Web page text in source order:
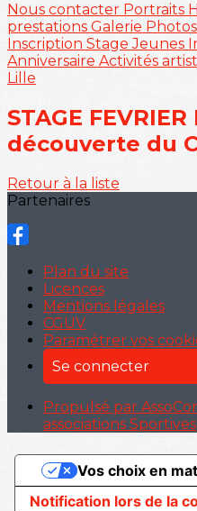
Nous contacter Portraits
prestations Galerie Photos
Inscription Stage Jeunes
Anniversaire Activités
Lille
STAGE
découverte du
Retour à la liste
Partenaires
Plan du site
Licences
Mentions légales
CGUV
Paramétrer vos
Se connecter
Propulsé par
associations Sportives
Notification lors de la
Vos choix en